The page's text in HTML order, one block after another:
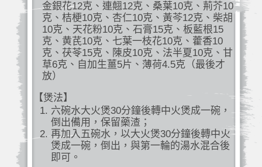
金銀花12克、連翹12克、桑葉10克、荊芥10
克、桔梗10克、杏仁10克、黃芩12克、柴胡
10克、天花粉10克、石膏15克、板藍根15
克、黄芪10克、七葉一枝花10克、藿香10
克、茯苓15克、陳皮10克、法半夏10克、甘
草6克、自加生薑5片、薄荷4.5克（最後才
放）
【煲法】
六碗水大火煲30分鐘後轉中火煲成一碗，
倒出備用，保留藥渣；
再加入五碗水，以大火煲30分鐘後轉中火
煲成一碗，倒出，與第一輪的湯水混合後
即可。